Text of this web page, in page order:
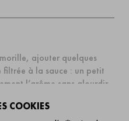
COOKIES
ajouter quelques
filtrée à la sauce : un petit
l’arôme sans alourdir